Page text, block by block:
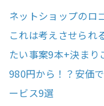
ネットショップのロ
これは考えさせられ
たい事案9本+決まり
980円から！？安価
ービス9選